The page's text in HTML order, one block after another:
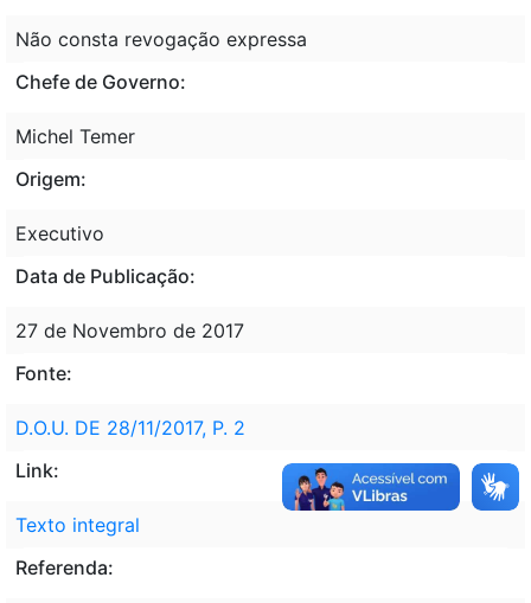
Não consta revogação expressa
Chefe de Governo:
Michel Temer
Origem:
Executivo
Data de Publicação:
27 de Novembro de 2017
Fonte:
D.O.U. DE 28/11/2017, P. 2
Link:
Texto integral
Referenda: